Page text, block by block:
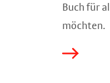
Buch für
möchten.